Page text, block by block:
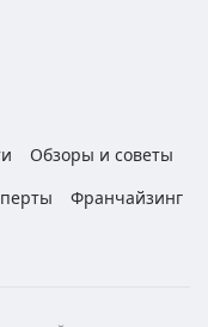
Обзоры и советы
Франчайзинг